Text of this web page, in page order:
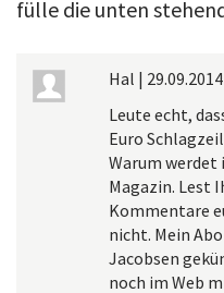
fülle die unten
Hal |
Leute echt,
Euro
Warum werdet
Magazin. Lest
Kommentare
nicht. Mein
Jacobsen
noch im Web